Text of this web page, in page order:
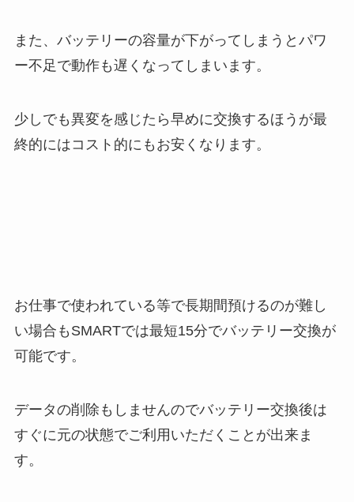
また、バッテリーの容量が下がってしまうとパワ
ー不足で動作も遅くなってしまいます。
少しでも異変を感じたら早めに交換するほうが最
終的にはコスト的にもお安くなります。
お仕事で使われている等で長期間預けるのが難し
い場合もSMARTでは最短15分でバッテリー交換が
可能です。
データの削除もしませんのでバッテリー交換後は
すぐに元の状態でご利用いただくことが出来ま
す。